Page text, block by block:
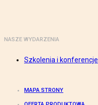
NASZE WYDARZENIA
Szkolenia i konferencje
MAPA STRONY